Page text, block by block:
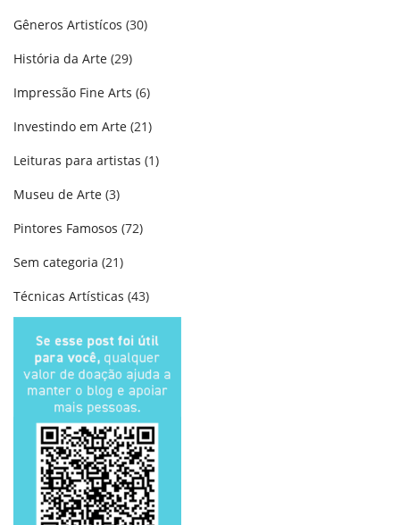
Gêneros Artistícos (30)
História da Arte (29)
Impressão Fine Arts (6)
Investindo em Arte (21)
Leituras para artistas (1)
Museu de Arte (3)
Pintores Famosos (72)
Sem categoria (21)
Técnicas Artísticas (43)